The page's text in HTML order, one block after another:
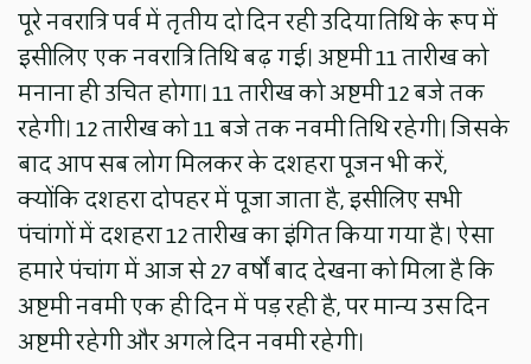
पूरे नवरात्रि पर्व में तृतीय दो दिन रही उदिया तिथि के रूप में
इसीलिए एक नवरात्रि तिथि बढ़ गई। अष्टमी 11 तारीख को
मनाना ही उचित होगा। 11 तारीख को अष्टमी 12 बजे तक
रहेगी। 12 तारीख को 11 बजे तक नवमी तिथि रहेगी। जिसके
बाद आप सब लोग मिलकर के दशहरा पूजन भी करें,
क्योंकि दशहरा दोपहर में पूजा जाता है, इसीलिए सभी
पंचांगों में दशहरा 12 तारीख का इंगित किया गया है। ऐसा
हमारे पंचांग में आज से 27 वर्षों बाद देखना को मिला है कि
अष्टमी नवमी एक ही दिन में पड़ रही है, पर मान्य उस दिन
अष्टमी रहेगी और अगले दिन नवमी रहेगी।